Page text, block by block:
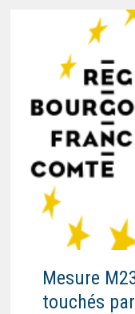
Mesure
touchés